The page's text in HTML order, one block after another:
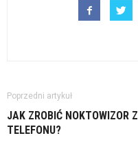
Poprzedni artykuł
JAK ZROBIĆ NOKTOWIZOR Z
TELEFONU?